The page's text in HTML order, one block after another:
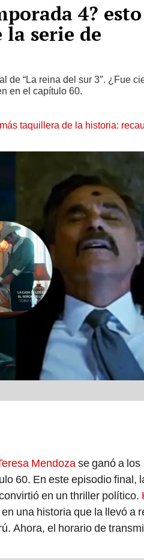
4? esto
la serie de
de “La reina del sur 3″. ¿Fue
en el capítulo 60.
taquillera de la historia:
Mendozase ganó a los
60. En este episodio final,
en un thriller político.
una historia que la llevó a
Ahora, el horario de